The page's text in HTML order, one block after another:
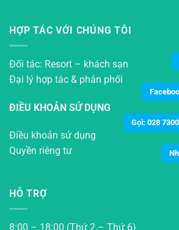
HỢP TÁC VỚI CHÚNG TÔI
Đối tác: Resort – khách sạn
Đại lý hợp tác & phân phối
ĐIỀU KHOẢN SỬ DỤNG
Điều khoản sử dụng
Quyền riêng tư
HỖ TRỢ
8:00 – 18:00 (Thứ 2 – Thứ 6)
Gọi: 028